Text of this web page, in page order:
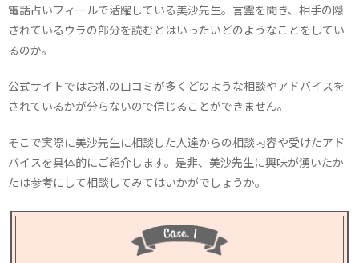
電話占いフィールで活躍している美沙先生。言霊を聞き、相手の隠
されているウラの部分を読むとはいったいどのようなことをしてい
るのか。
公式サイトではお礼の口コミが多くどのような相談やアドバイスを
されているかが分らないので信じることができません。
そこで実際に美沙先生に相談した人達からの相談内容や受けたアド
バイスを具体的にご紹介します。是非、美沙先生に興味が湧いたか
たは参考にして相談してみてはいかがでしょうか。